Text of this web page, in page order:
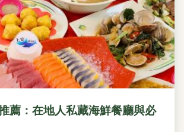
薦：在地人私藏海鮮餐廳與必